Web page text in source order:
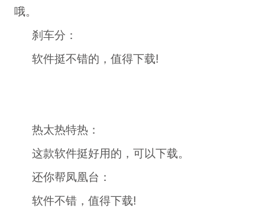
哦。
刹车分：
软件挺不错的，值得下载!
热太热特热：
这款软件挺好用的，可以下载。
还你帮凤凰台：
软件不错，值得下载!